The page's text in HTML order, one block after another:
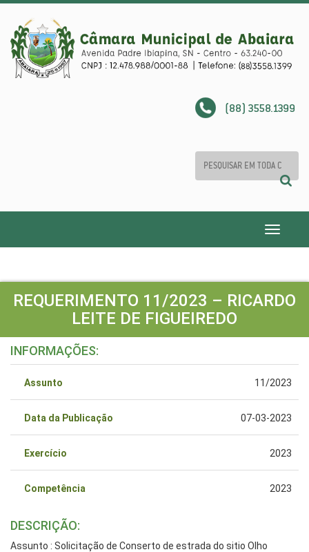
(88) 3558.1399
Toggle
REQUERIMENTO 11/2023 – RICARDO
LEITE DE FIGUEIREDO
INFORMAÇÕES:
Assunto 11/2023
Data da Publicação 07-03-2023
Exercício 2023
Competência 2023
DESCRIÇÃO:
Assunto : Solicitação de Conserto de estrada do sitio Olho